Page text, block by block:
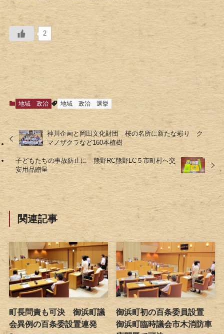
2
地域 政治 地域 政治 選挙
神川企画と岡田文化財団 桜の名所に新たな彩り ク
マノザクラなど160本植樹
子どもたちの事故防止に 熊野RC熊野LC５市町村へ交
安用品贈呈
関連記事
町長問責も可決 御浜町議
会異例の百条委設置連発
御浜町初の百条委員設置
御浜町臨時議会市木消防車